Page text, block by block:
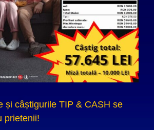
și câștigurile TIP & CASH se
prietenii!